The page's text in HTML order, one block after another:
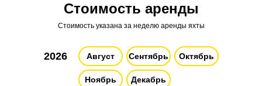
Стоимость аренды
Стоимость указана за неделю аренды яхты
Декабрь
Октябрь
Сентябрь
Август
2026
Ноябрь